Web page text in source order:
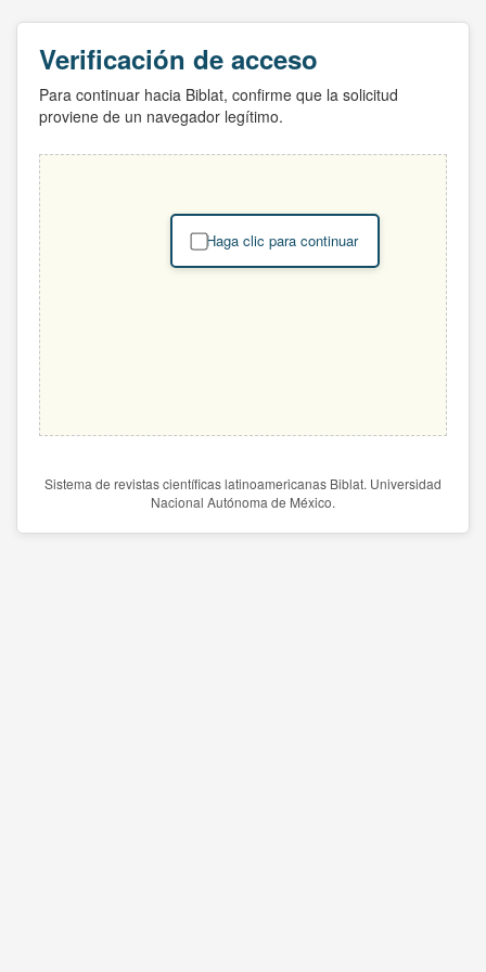
Verificación de acceso
Para continuar hacia Biblat, confirme que la solicitud
proviene de un navegador legítimo.
Haga clic para continuar
Sistema de revistas científicas latinoamericanas Biblat. Universidad
Nacional Autónoma de México.